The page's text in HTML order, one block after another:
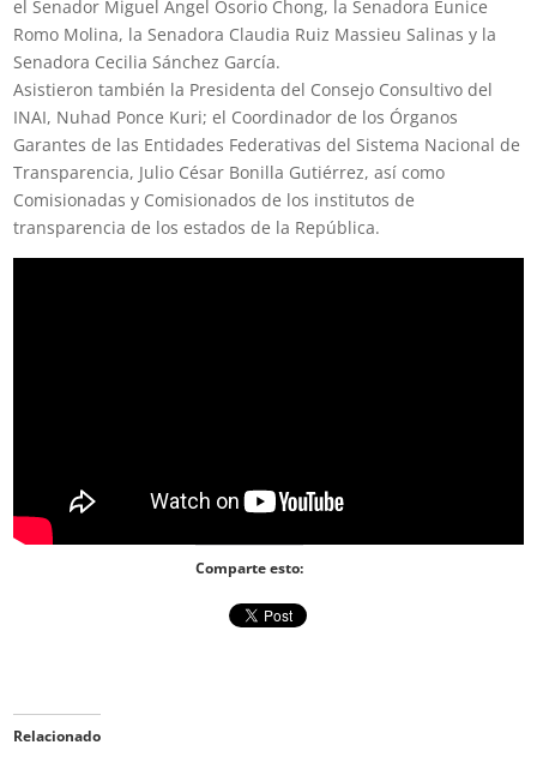
el Senador Miguel Ángel Osorio Chong, la Senadora Eunice
Romo Molina, la Senadora Claudia Ruiz Massieu Salinas y la
Senadora Cecilia Sánchez García.
Asistieron también la Presidenta del Consejo Consultivo del
INAI, Nuhad Ponce Kuri; el Coordinador de los Órganos
Garantes de las Entidades Federativas del Sistema Nacional de
Transparencia, Julio César Bonilla Gutiérrez, así como
Comisionadas y Comisionados de los institutos de
transparencia de los estados de la República.
Comparte esto:
Relacionado